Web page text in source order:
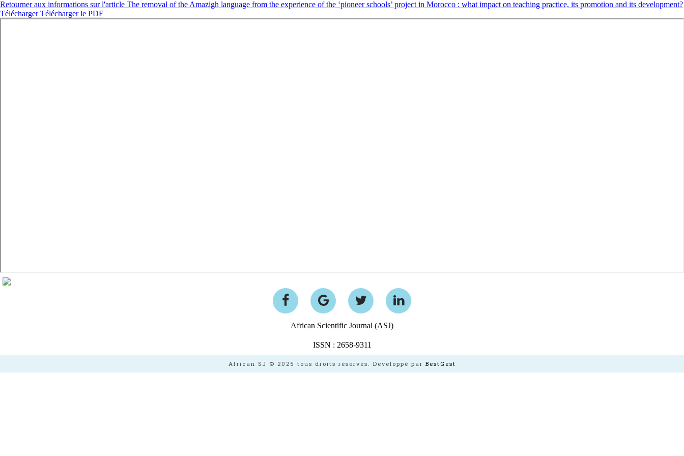
Retourner aux informations sur l'article The removal of the Amazigh language from the experience of the ‘pioneer schools’ project in Morocco : what impact on teaching practice, its promotion and its development?
TéléchargerTélécharger le PDF
African Scientific Journal (ASJ)
ISSN : 2658-9311
African SJ © 2025 tous droits réservés. Developpé par BestGest